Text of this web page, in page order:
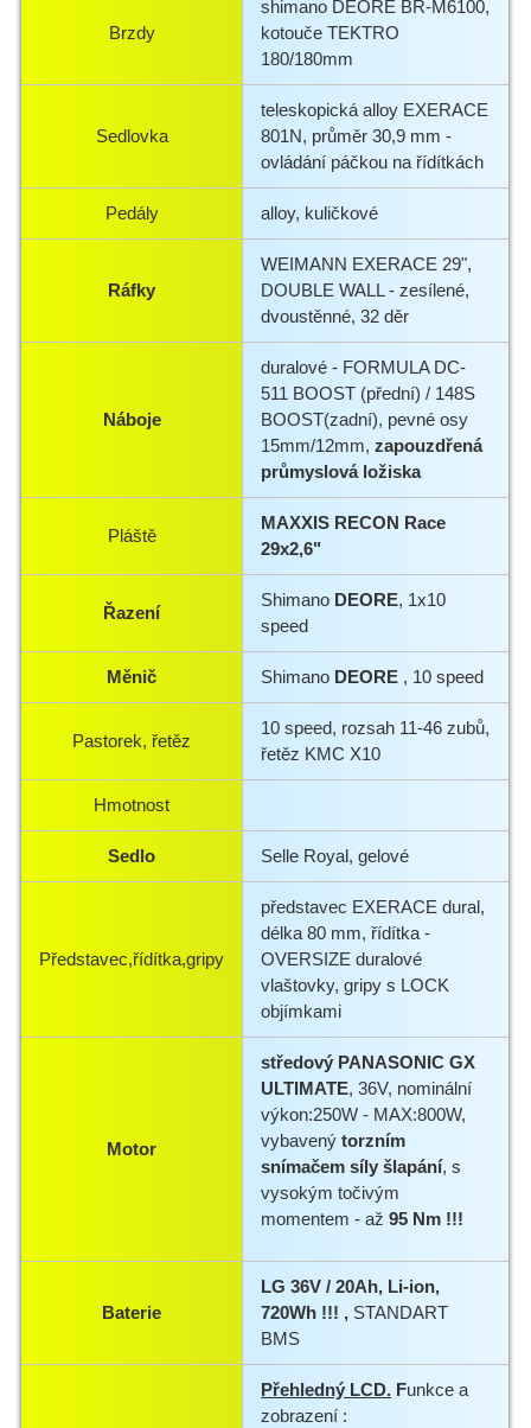
Brzdy
shimano DEORE BR-M6100,
kotouče TEKTRO
180/180mm
Sedlovka
teleskopická alloy EXERACE
801N, průměr 30,9 mm -
ovládání páčkou na řídítkách
Pedály alloy, kuličkové
Ráfky
WEIMANN EXERACE 29",
DOUBLE WALL - zesílené,
dvoustěnné, 32 děr
Náboje
duralové - FORMULA DC-
511 BOOST (přední) / 148S
BOOST(zadní), pevné osy
15mm/12mm,zapouzdřená
průmyslová ložiska
Pláště
MAXXIS RECON Race
29x2,6"
Řazení
Shimano DEORE, 1x10
speed
Měnič Shimano DEORE , 10 speed
Pastorek, řetěz
10 speed, rozsah 11-46 zubů,
řetěz KMC X10
Hmotnost
Sedlo Selle Royal, gelové
Představec,řídítka,gripy
představec EXERACE dural,
délka 80 mm, řídítka -
OVERSIZE duralové
vlaštovky, gripy s LOCK
objímkami
Motor
středový PANASONIC GX
ULTIMATE, 36V, nominální
výkon:250W - MAX:800W,
vybavený torzním
snímačem síly šlapání, s
vysokým točivým
momentem - až95 Nm !!!
Baterie
LG 36V / 20Ah, Li-ion,
720Wh !!! , STANDART
BMS
Přehledný LCD. Funkce a
zobrazení :